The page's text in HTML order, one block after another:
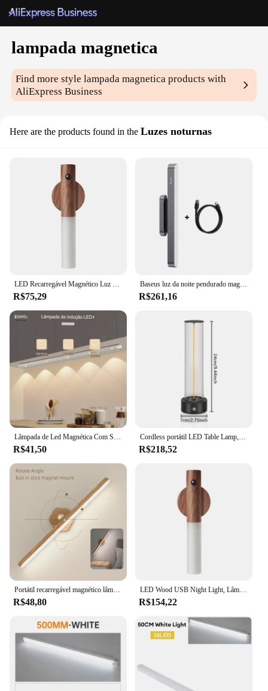
lampada magnetica
Find more stylelampada magnetica products with
AliExpress Business
Here are the products found in the Luzes noturnas
LED Recarregável Magnético Luz Noturna, Sensor de Movimento, Criativo, Inteligente, Auto PIR, Parede de Madeira, Cozinha, Armário, Lâmpada, 2024
R$75,29
Baseus luz da noite pendurado magnético lâmpada de mesa led stepless escurecimento lâmpada de mesa recarregável luz do armário para o quarto cozinha
R$261,16
Lâmpada de Led Magnética Com Sensor de Movimento Fácil Instalação Design Elegante e Moderno-ENVIO IMEDIATO PARA TOD BRASIL
R$41,50
Cordless portátil LED Table Lamp, design recarregável, Secretária magnética, Touch Sensor, 3 Nível Regulável, Quarto de Luz
R$218,52
Portátil recarregável magnético lâmpada de parede, madeira LED Night Light, Front Fill Light, toque interruptor, quarto, lâmpada de cabeceira, espelho
R$48,80
LED Wood USB Night Light, Lâmpada de parede magnética, Armário de cozinha, Home Staircase, Bedroom Table, Iluminação de cabeceira
R$154,22